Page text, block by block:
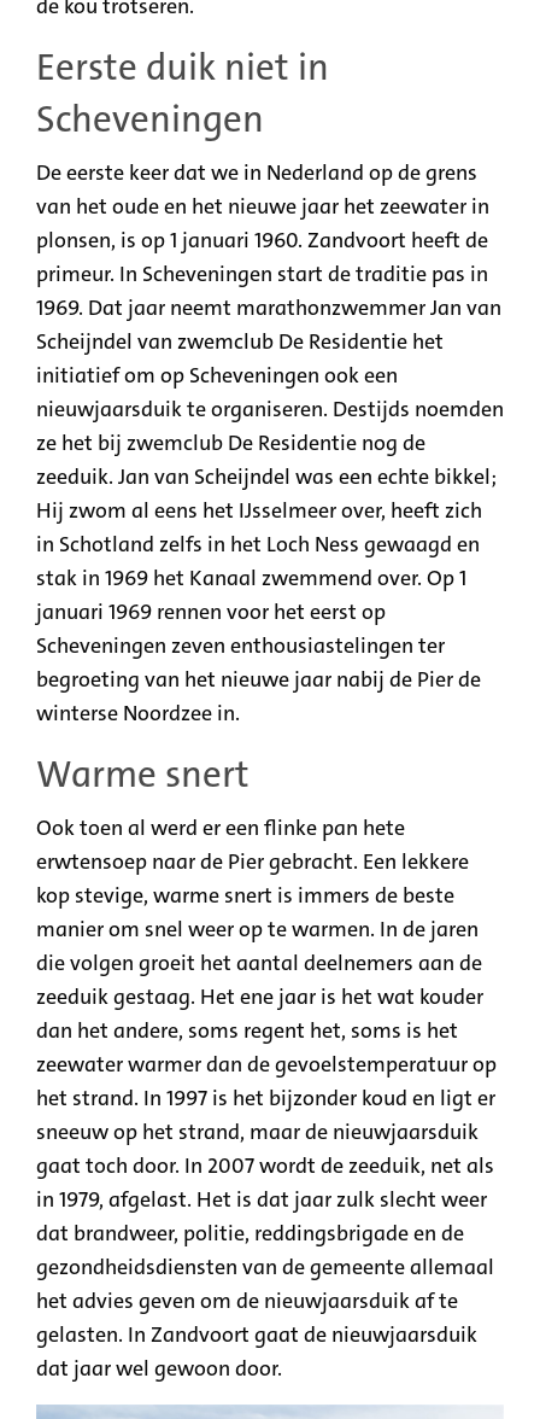
de kou trotseren.
Eerste duik niet in
Scheveningen
De eerste keer dat we in Nederland op de grens
van het oude en het nieuwe jaar het zeewater in
plonsen, is op 1 januari 1960. Zandvoort heeft de
primeur. In Scheveningen start de traditie pas in
1969. Dat jaar neemt marathonzwemmer Jan van
Scheijndel van zwemclub De Residentie het
initiatief om op Scheveningen ook een
nieuwjaarsduik te organiseren. Destijds noemden
ze het bij zwemclub De Residentie nog de
zeeduik. Jan van Scheijndel was een echte bikkel;
Hij zwom al eens het IJsselmeer over, heeft zich
in Schotland zelfs in het Loch Ness gewaagd en
stak in 1969 het Kanaal zwemmend over. Op 1
januari 1969 rennen voor het eerst op
Scheveningen zeven enthousiastelingen ter
begroeting van het nieuwe jaar nabij de Pier de
winterse Noordzee in.
Warme snert
Ook toen al werd er een flinke pan hete
erwtensoep naar de Pier gebracht. Een lekkere
kop stevige, warme snert is immers de beste
manier om snel weer op te warmen. In de jaren
die volgen groeit het aantal deelnemers aan de
zeeduik gestaag. Het ene jaar is het wat kouder
dan het andere, soms regent het, soms is het
zeewater warmer dan de gevoelstemperatuur op
het strand. In 1997 is het bijzonder koud en ligt er
sneeuw op het strand, maar de nieuwjaarsduik
gaat toch door. In 2007 wordt de zeeduik, net als
in 1979, afgelast. Het is dat jaar zulk slecht weer
dat brandweer, politie, reddingsbrigade en de
gezondheidsdiensten van de gemeente allemaal
het advies geven om de nieuwjaarsduik af te
gelasten. In Zandvoort gaat de nieuwjaarsduik
dat jaar wel gewoon door.